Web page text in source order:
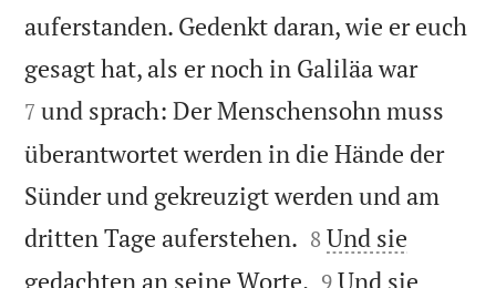
auferstanden. Gedenkt daran, wie er euch
gesagt hat, als er noch in Galiläa war
7 und sprach: Der Menschensohn muss
überantwortet werden in die Hände der
Sünder und gekreuzigt werden und am
dritten Tage auferstehen. 

8 Und sie
gedachten an seine Worte. 

9 Und sie